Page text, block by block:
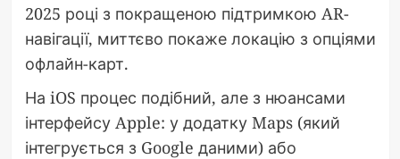
2025 році з покращеною підтримкою AR-
навігації, миттєво покаже локацію з опціями
офлайн-карт.
На iOS процес подібний, але з нюансами
інтерфейсу Apple: у додатку Maps (який
інтегрується з Google даними) або